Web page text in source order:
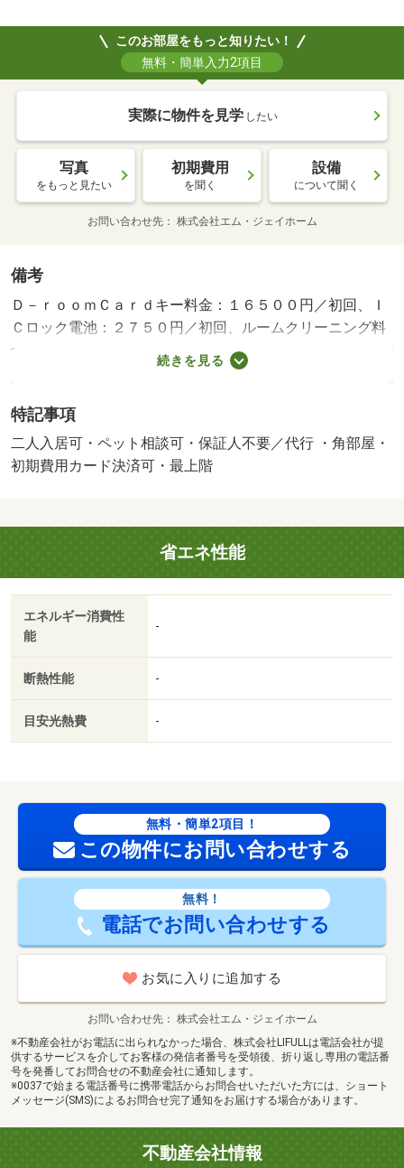
このお部屋をもっと知りたい！
無料・簡単入力2項目
実際に物件を見学 したい
写真
をもっと見たい
初期費用
を聞く
設備
について聞く
お問い合わせ先 株式会社エム・ジェイホーム
備考
Ｄ－ｒｏｏｍＣａｒｄキー料金：１６５００円／初回、Ｉ
Ｃロック電池：２７５０円／初回、ルームクリーニング料
金：７１５００円／初回 【設備・特記事項備考】セキュ
リティ会社加入済み 【駐車場備考】普通縦列９，９０
態:巡回
続きを見る
特記事項
二人入居可・ペット相談可・保証人不要／代行 ・角部屋・
初期費用カード決済可・最上階
省エネ性能
エネルギー消費性
能
-
断熱性能 -
目安光熱費 -
無料・簡単2項目！
この物件にお問い合わせする
無料！
電話でお問い合わせする
お気に入りに追加する
お問い合わせ先
株式会社エム・ジェイホーム
※不動産会社がお電話に出られなかった場合、株式会社LIFULLは電話会社が提
供するサービスを介してお客様の発信者番号を受領後、折り返し専用の電話番
号を発番してお問合せの不動産会社に通知します。
※0037で始まる電話番号に携帯電話からお問合せいただいた方には、ショート
メッセージ(SMS)によるお問合せ完了通知をお届けする場合があります。
不動産会社情報